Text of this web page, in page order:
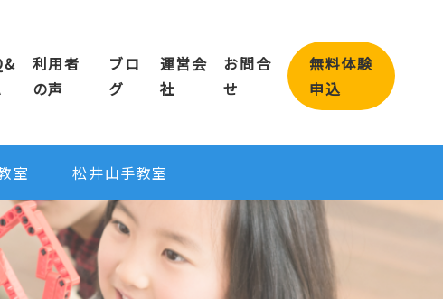
利用者
の声
ブロ
グ
運営会
社
お問合
せ
無料体験
申込
室 松井山手教室